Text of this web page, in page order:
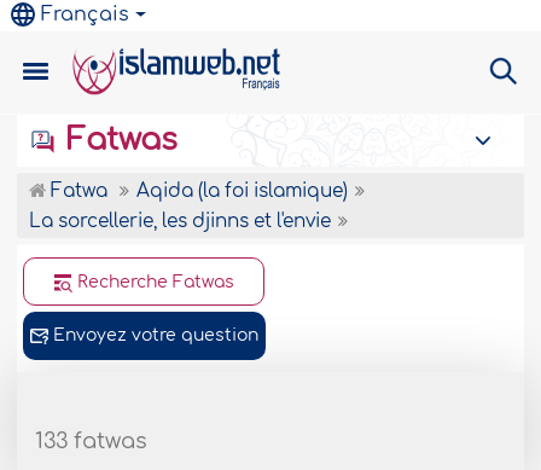
Français
Fatwas
Fatwa
Aqida (la foi islamique)
La sorcellerie, les djinns et l'envie
Recherche Fatwas
Envoyez votre question
133 fatwas